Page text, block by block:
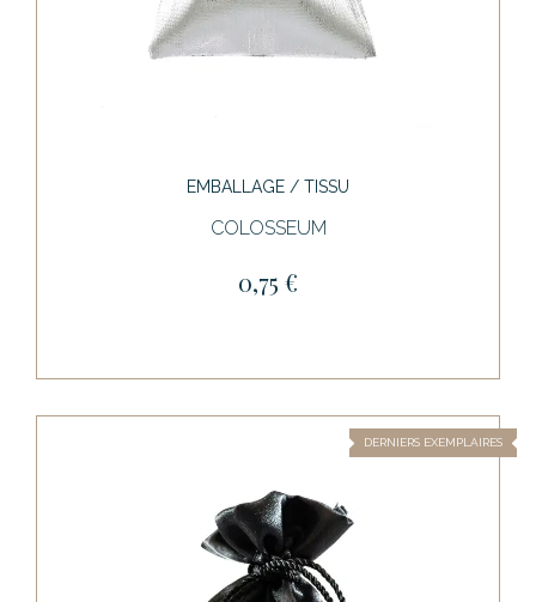
EMBALLAGE / TISSU
COLOSSEUM
0,75 €
DERNIERS EXEMPLAIRES